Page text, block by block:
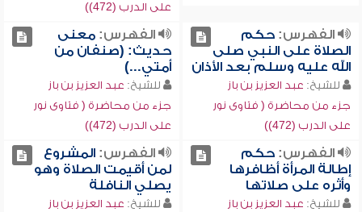
على الدرب (472))
الفهرس:حكم
الصلاة على النبي صلى
الله عليه وسلم بعد الأذان
للشيخ: عبد العزيز بن باز
جزء من محاضرة ( فتاوى نور
على الدرب (472))
الفهرس:معنى
حديث: (صنفان من
أمتي...)
للشيخ: عبد العزيز بن باز
جزء من محاضرة ( فتاوى نور
على الدرب (472))
الفهرس:حكم
إطالة المرأة أظافرها
وأثره على صلاتها
للشيخ: عبد العزيز بن باز
الفهرس:المشروع
لمن أقيمت الصلاة وهو
يصلي النافلة
للشيخ: عبد العزيز بن باز